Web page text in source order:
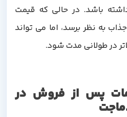
باشد. در حالی که قیمت
نظر برسد، اما می تواند
در طولانی مدت شود.
پس از فروش در